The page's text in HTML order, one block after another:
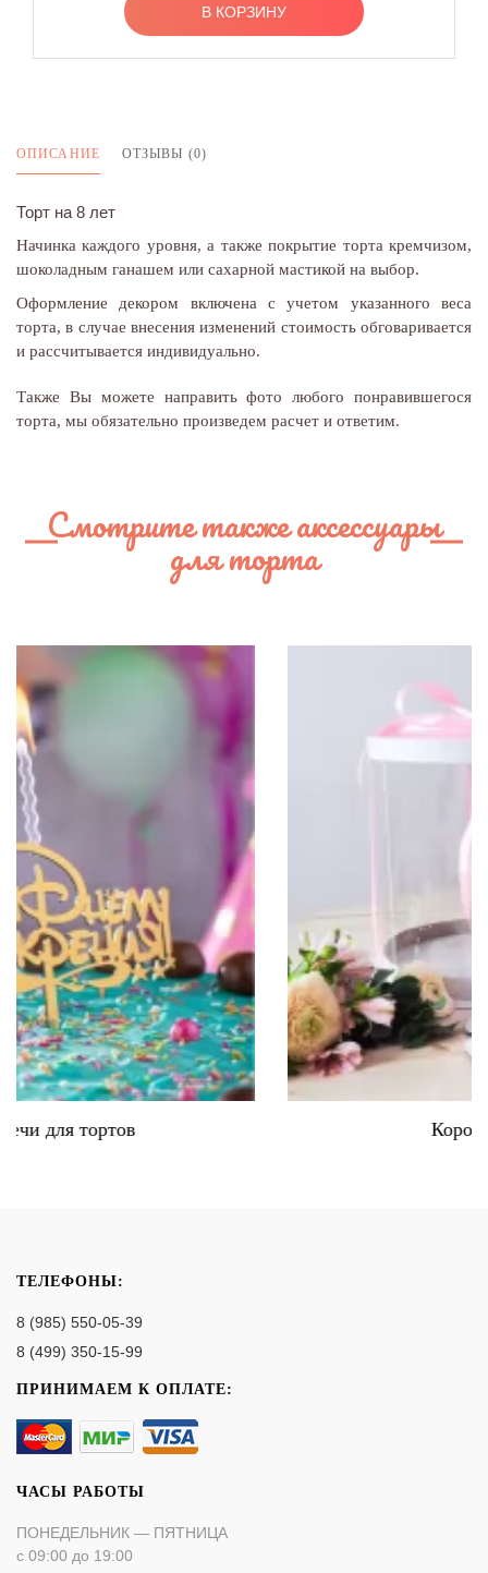
В КОРЗИНУ
ОПИСАНИЕ ОТЗЫВЫ (0)
Торт на 8 лет
Начинка каждого уровня, а также покрытие торта кремчизом,
шоколадным ганашем или сахарной мастикой на выбор.
Оформление декором включена с учетом указанного веса
торта, в случае внесения изменений стоимость обговаривается
и рассчитывается индивидуально.
Также Вы можете направить фото любого понравившегося
торта, мы обязательно произведем расчет и ответим.
Смотрите также аксессуары
для торта
ТЕЛЕФОНЫ:
8 (985) 550-05-39
8 (499) 350-15-99
ПРИНИМАЕМ К ОПЛАТЕ:
ЧАСЫ РАБОТЫ
ПОНЕДЕЛЬНИК — ПЯТНИЦА
с 09:00 до 19:00